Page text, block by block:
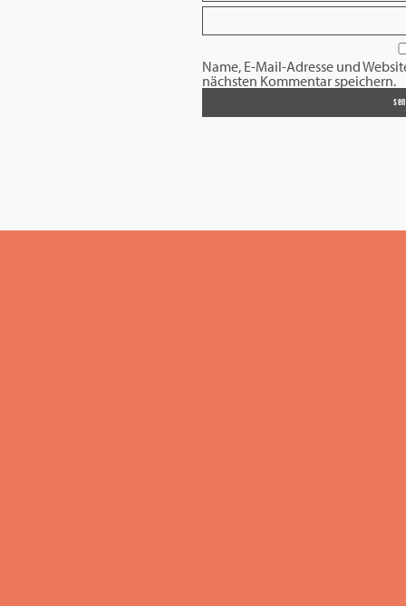
Name, E-Mail-Adresse und
nächsten Kommentar speichern.